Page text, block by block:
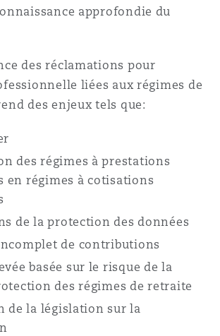
approfondie du
des réclamations pour
liées aux régimes de
des enjeux tels que:
des régimes à prestations
en régimes à cotisations
de la protection des données
de contributions
basée sur le risque de la
des régimes de retraite
de la législation sur la